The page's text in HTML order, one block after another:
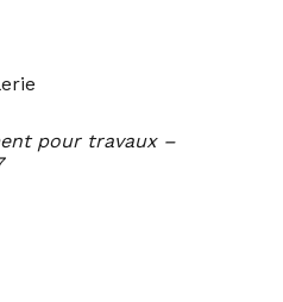
pour travaux –